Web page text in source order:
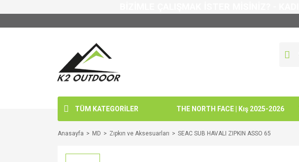
TÜM KATEGORİLER THE NORTH FACE | Kış 2025-2026
Anasayfa MD Zıpkın ve Aksesuarları SEAC SUB HAVALI ZIPKIN ASSO 65